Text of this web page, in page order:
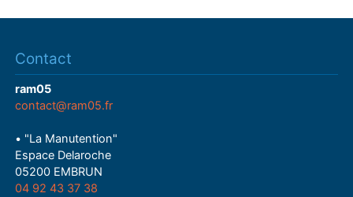
Contact
ram05
contact@ram05.fr
• "La Manutention"
Espace Delaroche
05200 EMBRUN
04 92 43 37 38